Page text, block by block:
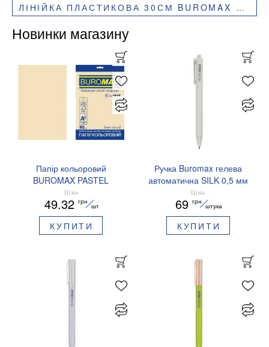
ЛІНІЙКА ПЛАСТИКОВА 30СМ BUROMAX BM.5830-30 ЧОРНА
Новинки магазину
Папір кольоровий
BUROMAX PASTEL
EUROMAX 20 арк А4 80 г/
мс BM.2721220E-08
Ціна
49.32 грн
шт
КУПИТИ
Ручка Buromax гелева
автоматична SILK 0,5 мм
сині чорнила BM.83100
Ціна
69 грн
штука
КУПИТИ